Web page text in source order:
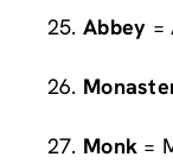
Abbey =
Monk =